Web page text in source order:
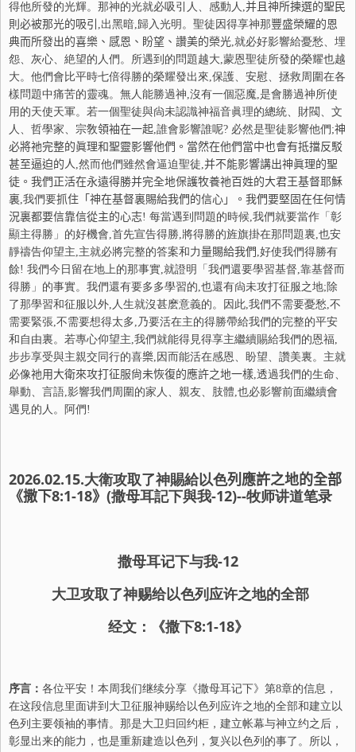
得他所發的光輝。那神的光就必吸引人、感動人,并 且神所揀選的聖民
則必被那光的吸引 ,出黑暗,歸入光明。聖徒因得享神那豐盛榮耀的恩
典而所發出的喜樂 、感恩、盼望、讚美的榮光,就必好影響給憂愁、埋
怨、灰心、絶望的人們。所遇到的問題越大,蒙恩聖徒所發的榮耀也越
大。他們會比平時七倍得勝的榮耀發出來,保護、安慰、拯救周圍在各
樣問題中痛苦的靈魂。無人能勝過神,沒有一個惡魔,是會勝過神所使
用的天使天軍。若一個聖徒與尙未認識神福音眞理的總統、財閥、文
人、哲學家、宗敎領袖在一起,誰會影響誰呢? 必然是聖徒影響他們 ;神
必將祂完整的眞理和聖靈影響他們。當然在他們當中也會有抵擋反駁
甚至逼迫的人,然而他們雖然會逼迫聖徒,并不能影響講出神眞理的聖
徒。我們正活在永遠得勝并完全地保護牧養祂百姓的大君王基督耶穌
裏,我們要抓住「神在基督裏賜給我們的信心」。我們要堅固在任何情
況裏都要信靠信從主的心志! 每當遇到問題的時候,我們就要當作「彰
顯主得勝」的好機會,首先宣告得勝,將得勝的旌旗掛在那問題裏,也安
靜禱告仰望主,主就必將完整的答案和力量賜給我們 ,好使我們得勝有
餘! 我們今日留在地上的那事實,就證明「我們還要學習基督,靠基督而
得勝」的事實。我們還有要多多學習的,也還有尙未攻打征服之地;除
了那學習和征服以外,人生就沒甚麽意義的。因此,我們不需要憂愁,不
需要緊張,不需要想得太多,乃要活在主的得勝帶給我們的完整的平安
和自由裏。若專心仰望主,我們就能得見得享主繼續賜給我們的恩福,
步步享受與主親交同行的喜樂,因而能活在感恩、盼望、讚美裏。主就
必像祂用大衛來攻打征服尙未恢復的應許之地一樣,透過我們的生命、
舉動、言語,影響我們周圍的家人、親友、肢體,也必影響前面繼續會
遇見的人。阿們!
2026.02.15.大衛攻取了神賜給以色列 應許之地的全部
《撒下8:1-18》 (撒母耳記下與我-12)--牧师讲道笔录
撒母耳记下与我-12
大卫攻取了神赐给以色列应许之地的全部
经文：《撒下8:1-18》
序言： 各位平安！本周我们继续分享《撒母耳记下》第8章的信息，
在这段信息里面讲到大卫征服神赐给以色列应许之地的全部和建立以
色列主要领袖的事情。那是大卫归回约柜，建立帐幕与神立约之后，
彰显出来的能力，也是重新建造以色列，复兴以色列的事了。所以，